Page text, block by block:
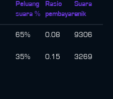
Peluang
suara %
Rasio
pembayaran
Suara
unik
65% 0.08 9306
35% 0.15 3269